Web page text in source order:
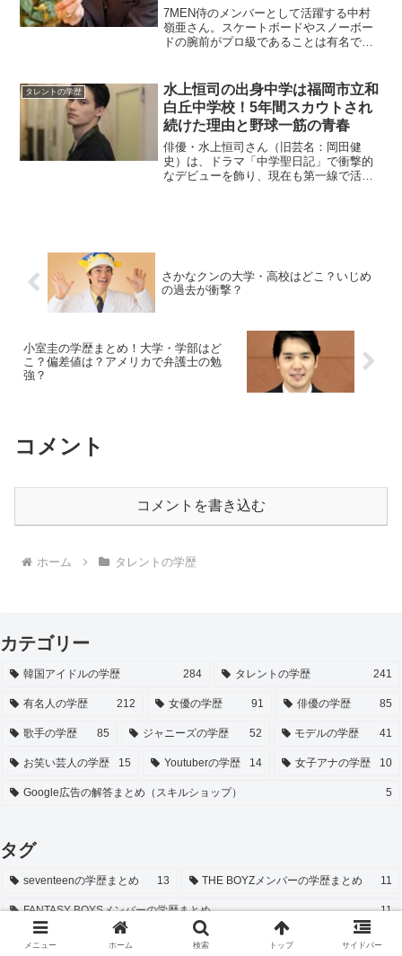
との両立
7MEN侍のメンバーとして活躍する中村
嶺亜さん。スケートボードやスノーボー
ドの腕前がプロ級であることは有名です
嶺亜さんの出身大学は桜美林大学ビジュ
アルアーツ学群が有力と...
タレントの学歴
水上恒司の出身中学は福岡市立和
白丘中学校！5年間スカウトされ
続けた理由と野球一筋の青春
俳優・水上恒司さん（旧芸名：岡田健
史）は、ドラマ「中学聖日記」で衝撃的
なデビューを飾り、現在も第一線で活躍
さかなクンの大学・高校はどこ？いじめ
の過去が衝撃？
小室圭の学歴まとめ！大学・学部はど
こ？偏差値は？アメリカで弁護士の勉
強？
コメント
コメントを書き込む
ホーム タレントの学歴
カテゴリー
韓国アイドルの学歴 284 タレントの学歴 241
有名人の学歴 212 女優の学歴 91 俳優の学歴 85
歌手の学歴 85 ジャニーズの学歴 52 モデルの学歴 41
お笑い芸人の学歴 15 Youtuberの学歴 14 女子アナの学歴 10
Google広告の解答まとめ（スキルショップ） 5
タグ
seventeenの学歴まとめ 13 THE BOYZメンバーの学歴まとめ 11
FANTASY BOYSメンバーの学歴まとめ 11
JO1メンバーの学歴まとめ TREASUREメンバーの学歴まとめ
メニュー ホーム 検索 トップ サイドバー